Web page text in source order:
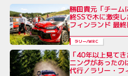
勝田貴元「チーム
終SSで木に激突
フィンランド 最
ラリー/WRC
「40年以上見て
ニングがあったの
代行／ラリー・フ